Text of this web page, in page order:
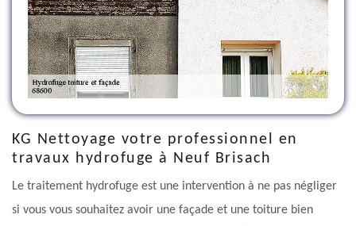
KG Nettoyage votre professionnel en
travaux hydrofuge à Neuf Brisach
Le traitement hydrofuge est une intervention à ne pas négliger
si vous vous souhaitez avoir une façade et une toiture bien